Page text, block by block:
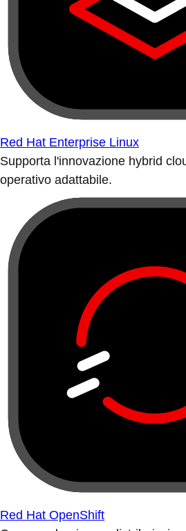
Red Hat Enterprise Linux
Supporta l'innovazione hybrid
operativo adattabile.
Red Hat OpenShift